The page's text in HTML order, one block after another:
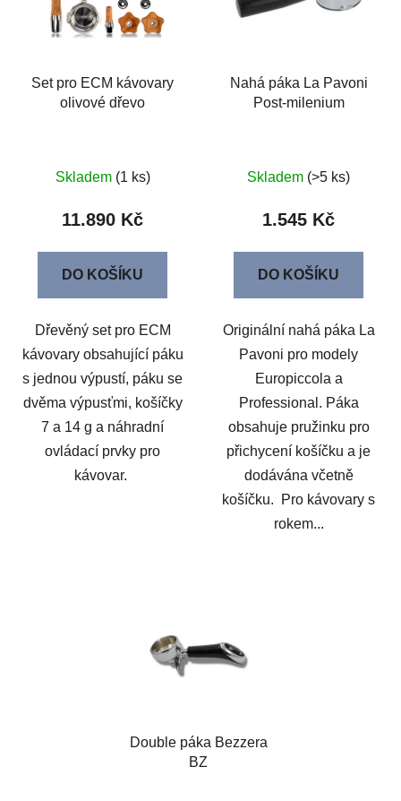
Set pro ECM kávovary
olivové dřevo
Skladem (1 ks)
11.890 Kč
DO KOŠÍKU
Dřevěný set pro ECM
kávovary obsahující páku
s jednou výpustí, páku se
dvěma výpusťmi, košíčky
7 a 14 g a náhradní
ovládací prvky pro
kávovar.
Nahá páka La Pavoni
Post-milenium
Skladem (>5 ks)
1.545 Kč
DO KOŠÍKU
Originální nahá páka La
Pavoni pro modely
Europiccola a
Professional. Páka
obsahuje pružinku pro
přichycení košíčku a je
dodávána včetně
košíčku. Pro kávovary s
rokem...
Double páka Bezzera
BZ